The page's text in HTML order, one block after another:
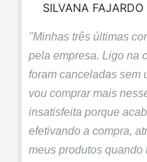
SILVANA
"Minhas três últimas
pela empresa. Ligo na
foram canceladas sem
vou comprar mais
insatisfeita porque
efetivando a compra,
meus produtos quando